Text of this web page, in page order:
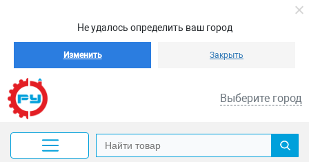
Не удалось определить ваш город
Изменить Закрыть
Выберите город